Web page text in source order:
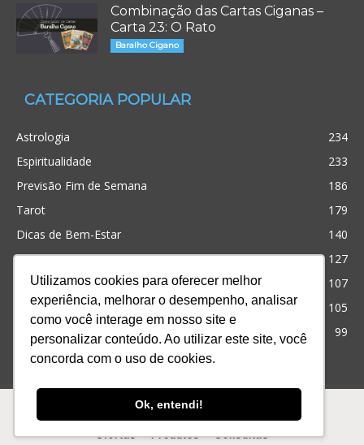
Utilizamos cookies para oferecer melhor
experiência, melhorar o desempenho, analisar
como você interage em nosso site e
personalizar conteúdo. Ao utilizar este site, você
concorda com o uso de cookies.
Ok, entendi!
Combinação das Cartas Ciganas –
Carta 23: O Rato
Baralho Cigano
CATEGORIA POPULAR
Astrologia
234
Espiritualidade
233
Previsão Fim de Semana
186
Tarot
179
Dicas de Bem-Estar
140
Cristianismo
127
Simpatias
107
Significado dos sonhos
105
99
Ofertas Produtos
Ofertas Produtos Consultas